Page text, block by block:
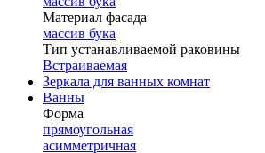
Материал фасада
массив бука
Тип устанавливаемой раковины
Встраиваемая
Зеркала для ванных комнат
Ванны
Форма
прямоугольная
асимметричная